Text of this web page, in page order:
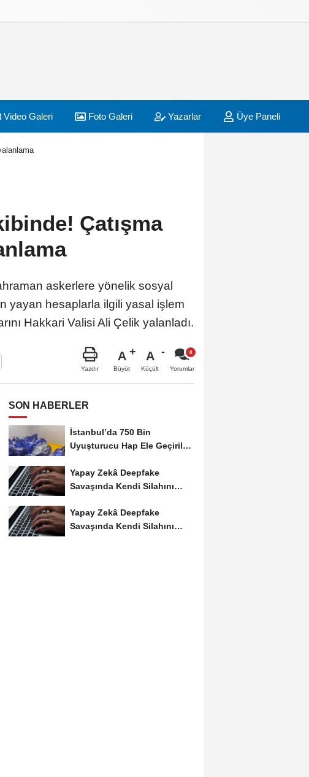
Video Galeri Foto Galeri Yazarlar Üye Paneli
Çatışma
askerlere yönelik sosyal
yayan hesaplarla ilgili yasal işlem
Hakkari Valisi Ali Çelik yalanladı.
Yazdır
A
Büyüt
A
Küçült Yorumlar
SON HABERLER
İstanbul’da 750 Bin
Uyuşturucu Hap Ele Geçirildi:
Yapay Zekâ Deepfake
Savaşında Kendi Silahını
Yapay Zekâ Deepfake
Savaşında Kendi Silahını